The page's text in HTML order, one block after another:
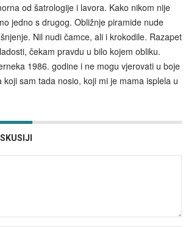
od šatrologije i lavora. Kako nikom nije
jedno s drugog. Obližnje piramide nude
Nil nudi čamce, ali i krokodile. Razapet
čekam pravdu u bilo kojem obliku.
1986. godine i ne mogu vjerovati u boje
sam tada nosio, koji mi je mama isplela u